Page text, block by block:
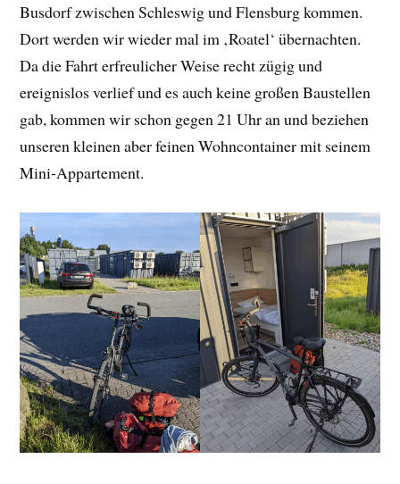
Busdorf zwischen Schleswig und Flensburg kommen.
Dort werden wir wieder mal im ‚Roatel‘ übernachten.
Da die Fahrt erfreulicher Weise recht zügig und
ereignislos verlief und es auch keine großen Baustellen
gab, kommen wir schon gegen 21 Uhr an und beziehen
unseren kleinen aber feinen Wohncontainer mit seinem
Mini-Appartement.